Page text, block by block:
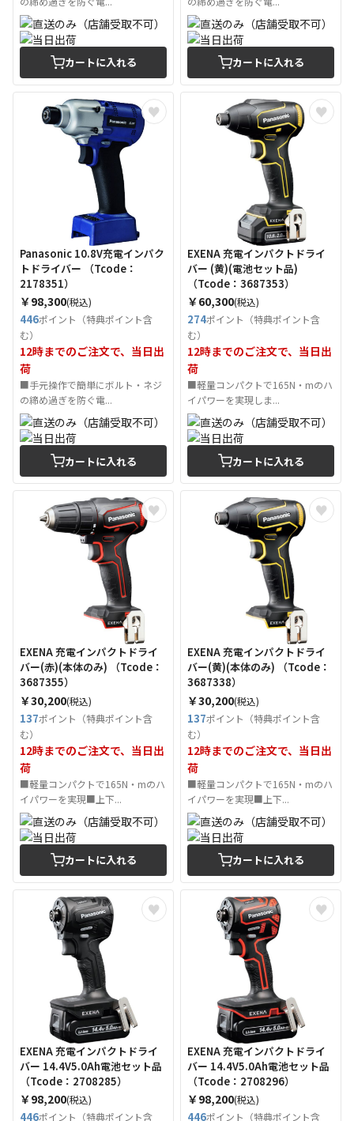
カートに入れる カートに入れる
Panasonic 10.8V充電インパク
トドライバー （Tcode：
2178351）
￥98,300(税込)
446ポイント（特典ポイント含
む）
12時までのご注文で、当日出
荷
■手元操作で簡単にボルト・ネジ
の締め過ぎを防ぐ電...
カートに入れる
EXENA 充電インパクトドライ
バー (黄)(電池セット品)
（Tcode：3687353）
￥60,300(税込)
274ポイント（特典ポイント含
む）
12時までのご注文で、当日出
荷
■軽量コンパクトで165N・mのハ
イパワーを実現しま...
カートに入れる
EXENA 充電インパクトドライ
バー(赤)(本体のみ) （Tcode：
3687355）
￥30,200(税込)
137ポイント（特典ポイント含
む）
12時までのご注文で、当日出
荷
■軽量コンパクトで165N・mのハ
イパワーを実現■上下...
カートに入れる
EXENA 充電インパクトドライ
バー(黄)(本体のみ) （Tcode：
3687338）
￥30,200(税込)
137ポイント（特典ポイント含
む）
12時までのご注文で、当日出
荷
■軽量コンパクトで165N・mのハ
イパワーを実現■上下...
カートに入れる
EXENA 充電インパクトドライ
バー 14.4V5.0Ah電池セット品
（Tcode：2708285）
￥98,200(税込)
446ポイント（特典ポイント含
EXENA 充電インパクトドライ
バー 14.4V5.0Ah電池セット品
（Tcode：2708296）
￥98,200(税込)
446ポイント（特典ポイント含